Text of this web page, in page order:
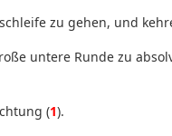
zu gehen, und
untere Runde zu
(1).